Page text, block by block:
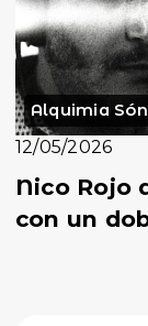
Alquimia
12/05/2026
Nico Rojo
con un